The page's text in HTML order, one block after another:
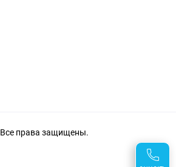
права защищены.